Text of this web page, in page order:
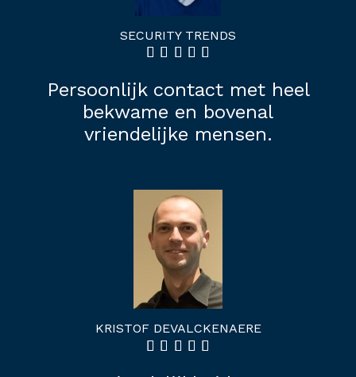
SECURITY TRENDS
Persoonlijk contact met heel
bekwame en bovenal
vriendelijke mensen.
KRISTOF DEVALCKENAERE